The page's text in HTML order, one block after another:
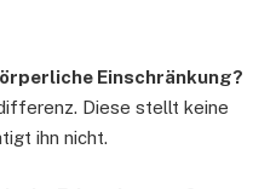
Einschränkung?
Diese stellt keine
ihn nicht.